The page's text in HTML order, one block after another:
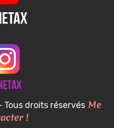
droits réservésMe
!